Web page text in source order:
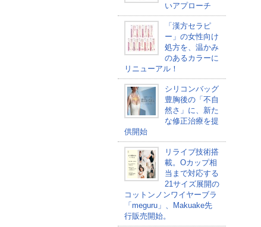
いアプローチ
「漢方セラピ
ー」の女性向け
処方を、温かみ
のあるカラーに
リニューアル！
シリコンバッグ
豊胸後の「不自
然さ」に、新た
な修正治療を提
供開始
リライブ技術搭
載。Oカップ相
当まで対応する
21サイズ展開の
コットンノンワイヤーブラ
「meguru」、Makuake先
行販売開始。